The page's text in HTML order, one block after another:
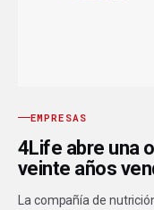
EMPRESAS
4Life abre una
veinte años
La compañía de